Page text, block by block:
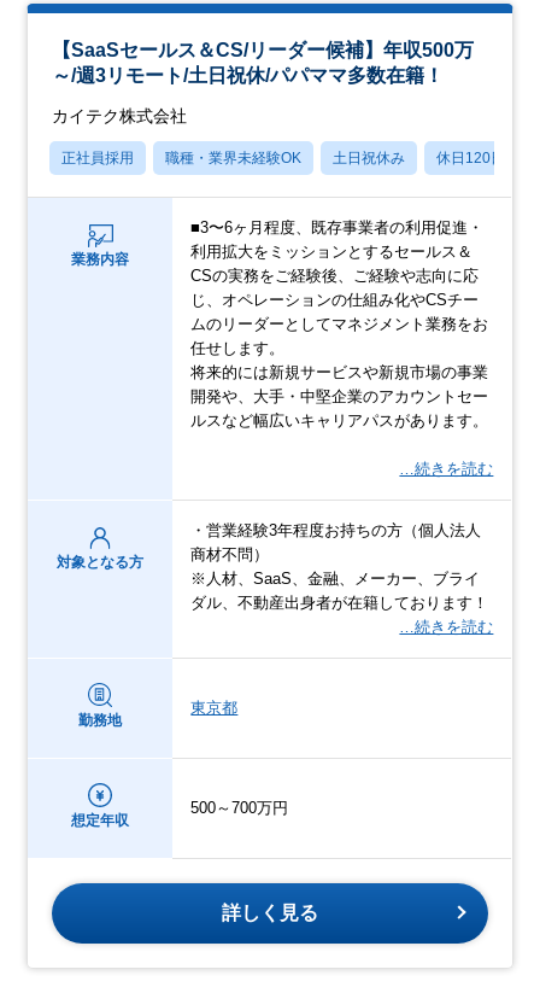
【SaaSセールス＆CS/リーダー候補】年収500万
～/週3リモート/土日祝休/パパママ多数在籍！
カイテク株式会社
正社員採用 職種・業界未経験OK 土日祝休み 休日120日以上
業務内容
■3〜6ヶ月程度、既存事業者の利用促進・
利用拡大をミッションとするセールス＆
CSの実務をご経験後、ご経験や志向に応
じ、オペレーションの仕組み化やCSチー
ムのリーダーとしてマネジメント業務をお
任せします。
将来的には新規サービスや新規市場の事業
開発や、大手・中堅企業のアカウントセー
ルスなど幅広いキャリアパスがあります。
…続きを読む
対象となる方
・営業経験3年程度お持ちの方（個人法人
商材不問）
※人材、SaaS、金融、メーカー、ブライ
ダル、不動産出身者が在籍しております！
…続きを読む
勤務地
東京都
想定年収
500～700万円
詳しく見る